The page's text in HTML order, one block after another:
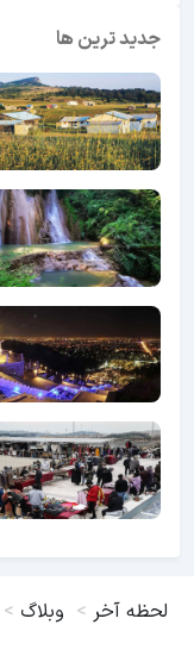
جدید ترین ها
لحظه آخر وبلاگ